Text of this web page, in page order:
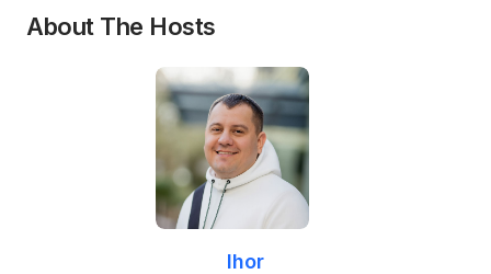
About The Hosts
Ihor